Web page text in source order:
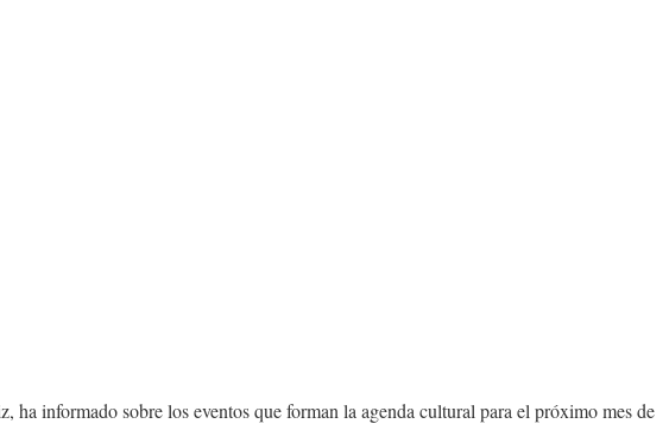
ha informado sobre los eventos que forman la agenda cultural para el próximo mes de